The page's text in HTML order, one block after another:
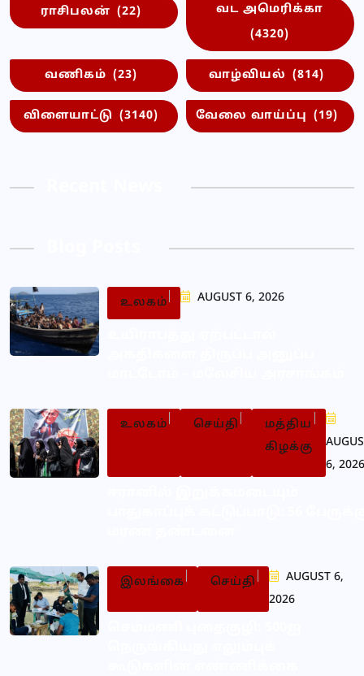
ராசிபலன் (22)
வட அமெரிக்கா
(4320)
வணிகம் (23) வாழ்வியல் (814)
விளையாட்டு (3140) வேலை வாய்ப்பு (19)
உலகம் AUGUST 6, 2026
உலகம் செய்தி
மத்திய
கிழக்கு
6, 2026
இலங்கை செய்தி
AUGUST 6,
2026